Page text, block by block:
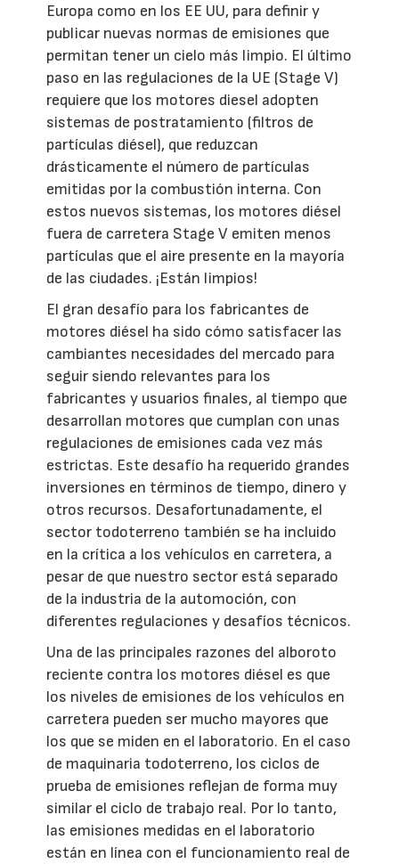
Europa como en los EE UU, para definir y
publicar nuevas normas de emisiones que
permitan tener un cielo más limpio. El último
paso en las regulaciones de la UE (Stage V)
requiere que los motores diesel adopten
sistemas de postratamiento (filtros de
partículas diésel), que reduzcan
drásticamente el número de partículas
emitidas por la combustión interna. Con
estos nuevos sistemas, los motores diésel
fuera de carretera Stage V emiten menos
partículas que el aire presente en la mayoría
de las ciudades. ¡Están limpios!
El gran desafío para los fabricantes de
motores diésel ha sido cómo satisfacer las
cambiantes necesidades del mercado para
seguir siendo relevantes para los
fabricantes y usuarios finales, al tiempo que
desarrollan motores que cumplan con unas
regulaciones de emisiones cada vez más
estrictas. Este desafío ha requerido grandes
inversiones en términos de tiempo, dinero y
otros recursos. Desafortunadamente, el
sector todoterreno también se ha incluido
en la crítica a los vehículos en carretera, a
pesar de que nuestro sector está separado
de la industria de la automoción, con
diferentes regulaciones y desafíos técnicos.
Una de las principales razones del alboroto
reciente contra los motores diésel es que
los niveles de emisiones de los vehículos en
carretera pueden ser mucho mayores que
los que se miden en el laboratorio. En el caso
de maquinaria todoterreno, los ciclos de
prueba de emisiones reflejan de forma muy
similar el ciclo de trabajo real. Por lo tanto,
las emisiones medidas en el laboratorio
están en línea con el funcionamiento real de